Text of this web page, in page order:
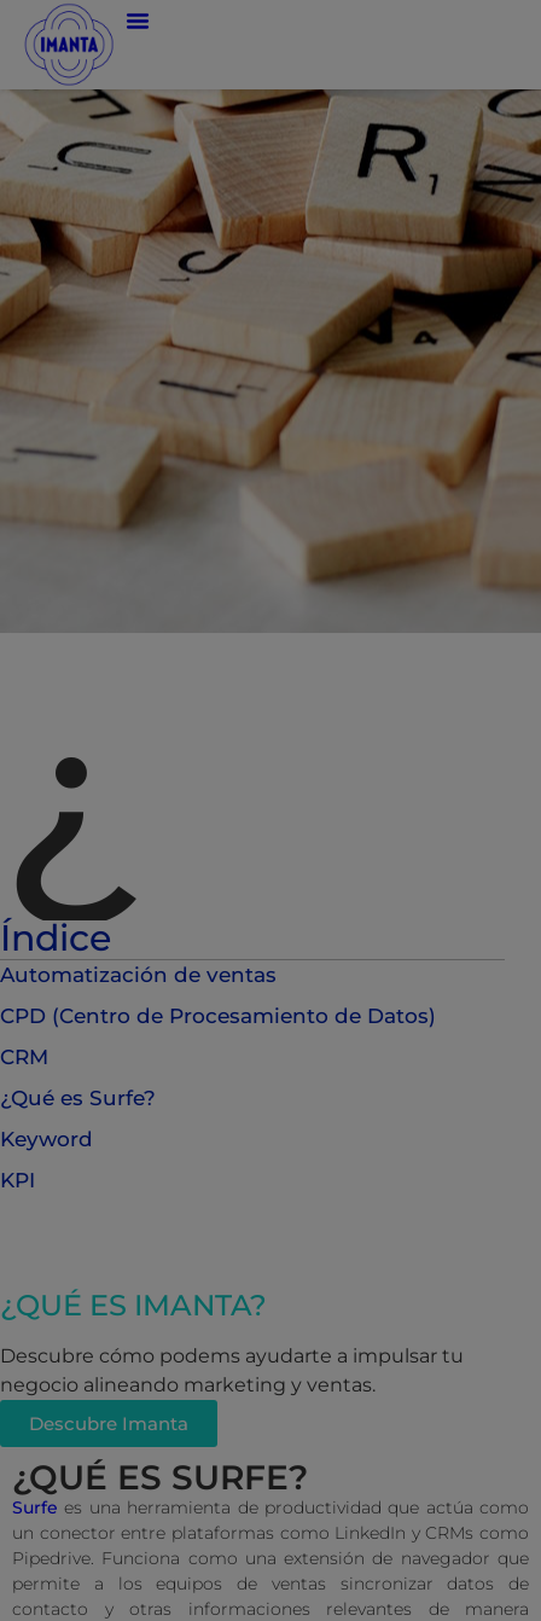
Índice
Automatización de ventas
CPD (Centro de Procesamiento de Datos)
CRM
¿Qué es Surfe?
Keyword
KPI
¿QUÉ ES IMANTA?
Descubre cómo podems ayudarte a impulsar tu
negocio alineando marketing y ventas.
Descubre Imanta
¿QUÉ ES SURFE?
Surfe es una herramienta de productividad que actúa como
un conector entre plataformas como LinkedIn y CRMs como
Pipedrive. Funciona como una extensión de navegador que
permite a los equipos de ventas sincronizar datos de
contacto y otras informaciones relevantes de manera